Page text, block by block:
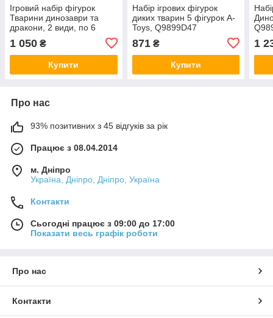
Ігровий набір фігурок
Тварини динозаври та
дракони, 2 види, по 6
1 050 ₴
Купити
Набір ігрових фігурок
диких тварин 5 фігурок A-
Toys, Q9899D47
871₴
Купити
1
Про нас
93% позитивних з 45 відгуків за рік
Працює з 08.04.2014
м. Дніпро
Україна, Дніпро, Дніпро, Україна
Контакти
Сьогодні працює з 09:00 до 17:00
Показати весь графік роботи
Про нас
Контакти